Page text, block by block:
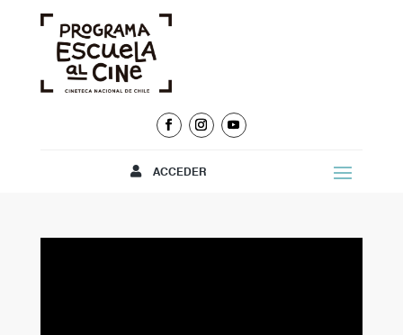
ACCEDER